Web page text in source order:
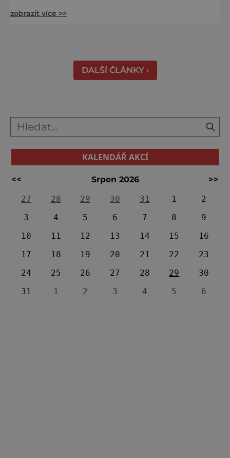
řekne slovenské lázně, Piešťany bývají první
zobrazit více >>
DALŠÍ ČLÁNKY ›
KALENDÁŘ AKCÍ
<< Srpen 2026
>>
27
28 29 30 31 1
2
3
4 5 6 7 8
9
10
11 12 13 14 15
16
17
18 19 20 21 22
23
24
25 26 27 28 29
30
31
1 2 3 4 5 6